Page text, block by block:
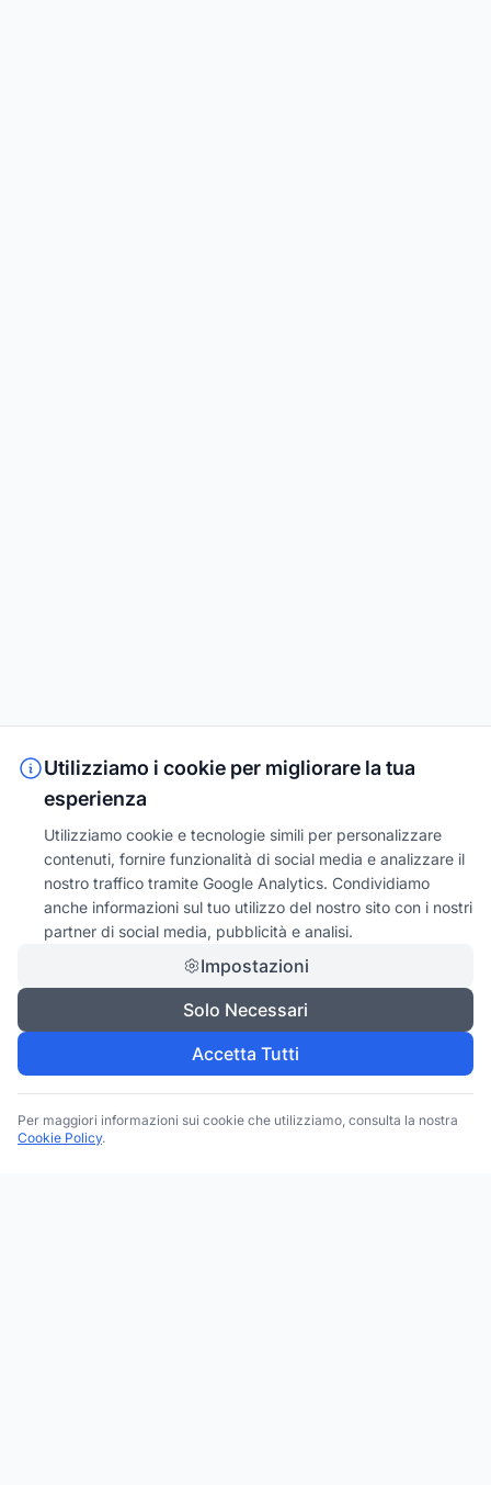
Utilizziamo i cookie per migliorare la tua
esperienza
Utilizziamo cookie e tecnologie simili per personalizzare
contenuti, fornire funzionalità di social media e analizzare il
nostro traffico tramite Google Analytics. Condividiamo
anche informazioni sul tuo utilizzo del nostro sito con i nostri
partner di social media, pubblicità e analisi.
Impostazioni
Solo Necessari
Accetta Tutti
Per maggiori informazioni sui cookie che utilizziamo, consulta la nostra
Cookie Policy.